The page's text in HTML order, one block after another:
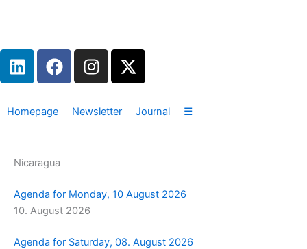
L
i
k
i
F
a
e
o
I
n
t
m
X
-
w
r
Homepage Newsletter Journal ☰
Nicaragua
Agenda for Monday, 10 August 2026
10. August 2026
Agenda for Saturday, 08. August 2026